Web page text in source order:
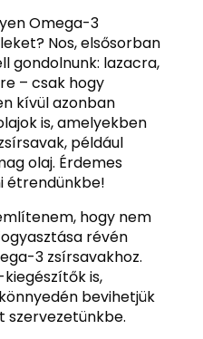
Omega-3
Nos, elsősorban
gondolnunk: lazacra,
– csak hogy
kívül azonban
is, amelyekben
például
olaj. Érdemes
étrendünkbe!
hogy nem
révén
3 zsírsavakhoz.
is,
bevihetjük
szervezetünkbe.